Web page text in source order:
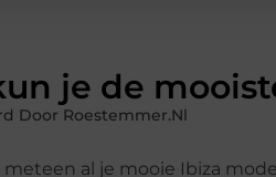
je de
Door Roestemmer.nl
al je mooie Ibiza